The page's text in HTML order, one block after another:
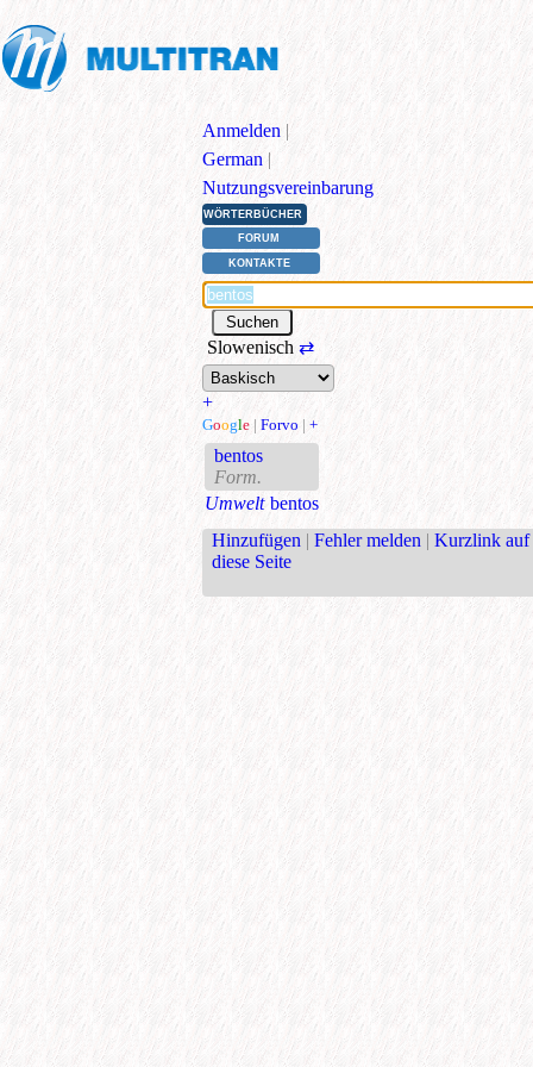
Anmelden |
German |
Nutzungsvereinbarung
WÖRTERBÜCHER
FORUM
KONTAKTE
Slowenisch ⇄
+
Google | Forvo | +
bentos
Form.
Umwelt bentos
Hinzufügen | Fehler melden | Kurzlink auf
diese Seite